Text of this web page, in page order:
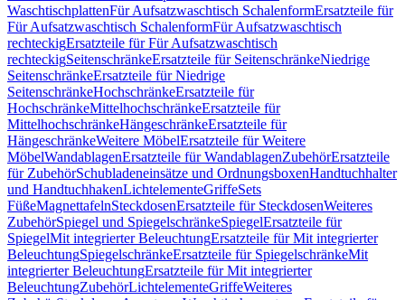
WaschtischplattenFür Aufsatzwaschtisch SchalenformErsatzteile für
Für Aufsatzwaschtisch SchalenformFür Aufsatzwaschtisch
rechteckigErsatzteile für Für Aufsatzwaschtisch
rechteckigSeitenschränkeErsatzteile für SeitenschränkeNiedrige
SeitenschränkeErsatzteile für Niedrige
SeitenschränkeHochschränkeErsatzteile für
HochschränkeMittelhochschränkeErsatzteile für
MittelhochschränkeHängeschränkeErsatzteile für
HängeschränkeWeitere MöbelErsatzteile für Weitere
MöbelWandablagenErsatzteile für WandablagenZubehörErsatzteile
für ZubehörSchubladeneinsätze und OrdnungsboxenHandtuchhalter
und HandtuchhakenLichtelementeGriffeSets
FüßeMagnettafelnSteckdosenErsatzteile für SteckdosenWeiteres
ZubehörSpiegel und SpiegelschränkeSpiegelErsatzteile für
SpiegelMit integrierter BeleuchtungErsatzteile für Mit integrierter
BeleuchtungSpiegelschränkeErsatzteile für SpiegelschränkeMit
integrierter BeleuchtungErsatzteile für Mit integrierter
BeleuchtungZubehörLichtelementeGriffeWeiteres